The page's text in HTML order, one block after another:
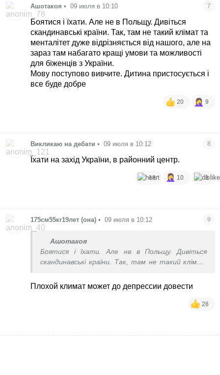
Ашотакоя • 09 июля в 10:10 7
Боятися і їхати. Але не в Польщу. Дивіться
скандинавські країни. Так, там не такий клімат та
менталітет дуже відрізняється від нашого, але на
зараз там набагато кращі умови та можливості
для біженців з України.
Мову поступово вивчите. Дитина пристосується і
все буде добре
20 9
Викликаю на дебати • 09 июля в 10:12 8
Їхати на захід України, в районний центр.
18 10 1
175см55кг19лет (она) • 09 июля в 10:12 9
Ашотакоя
Боятися і їхати. Але не в Польщу. Дивіться
скандинавські країни. Так, там не такий клімат
але на зараз там набагато кращі умови та
можливості для біженців з України.
Мову поступово вивчите. Дитина
Плохой климат может до депрессии довести
28